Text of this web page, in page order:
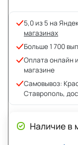
5,0 из 5 на
магазинах
Больше 1 700
Оплата онлайн
магазине
Самовывоз:
Ставрополь,
Наличие в